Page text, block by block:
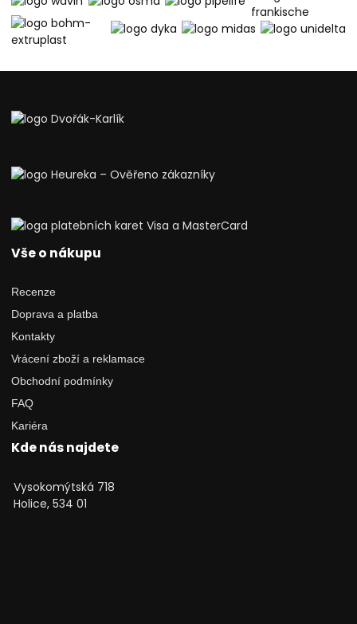
Vše o nákupu
Recenze
Doprava a platba
Kontakty
Vrácení zboží a reklamace
Obchodní podmínky
FAQ
Kariéra
Kde nás najdete
Vysokomýtská 718
Holice, 534 01